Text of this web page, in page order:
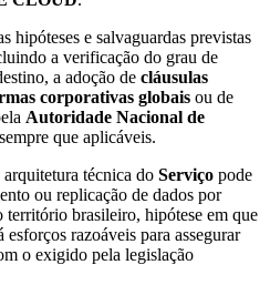
hipóteses e salvaguardas previstas
a verificação do grau de
a adoção de cláusulas
corporativas globais ou de
Autoridade Nacional de
que aplicáveis.
arquitetura técnica do Serviço pode
ou replicação de dados por
brasileiro, hipótese em que
esforços razoáveis para assegurar
o exigido pela legislação